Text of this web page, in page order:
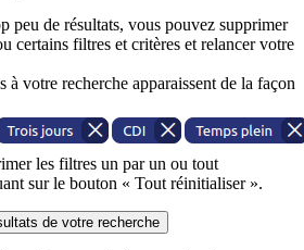
peu de résultats, vous pouvez supprimer
certains filtres et critères et relancer votre
à votre recherche apparaissent de la façon
les filtres un par un ou tout
sur le bouton « Tout réinitialiser ».
de votre recherche